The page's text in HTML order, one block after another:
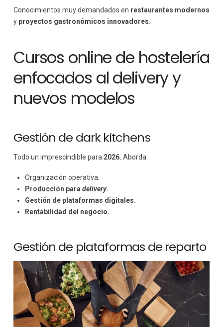
Conocimientos muy demandados en restaurantes modernos
y proyectos gastronómicos innovadores.
Cursos online de hostelería
enfocados al delivery y
nuevos modelos
Gestión de dark kitchens
Todo un imprescindible para 2026. Aborda:
Organización operativa.
Producción paradelivery.
Gestión de plataformas digitales.
Rentabilidad del negocio.
Gestión de plataformas de reparto